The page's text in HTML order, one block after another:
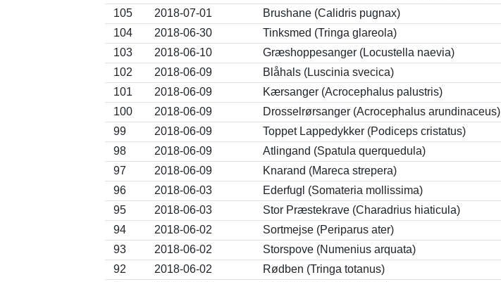
105
2018-07-01 Brushane (Calidris pugnax)
104
2018-06-30 Tinksmed (Tringa glareola)
103
2018-06-10 Græshoppesanger (Locustella naevia)
102
2018-06-09 Blåhals (Luscinia svecica)
101
2018-06-09 Kærsanger (Acrocephalus palustris)
100
2018-06-09 Drosselrørsanger (Acrocephalus arundinaceus)
99
2018-06-09 Toppet Lappedykker (Podiceps cristatus)
98
2018-06-09 Atlingand (Spatula querquedula)
97
2018-06-09 Knarand (Mareca strepera)
96
2018-06-03 Ederfugl (Somateria mollissima)
95
2018-06-03 Stor Præstekrave (Charadrius hiaticula)
94
2018-06-02 Sortmejse (Periparus ater)
93
2018-06-02 Storspove (Numenius arquata)
92
2018-06-02 Rødben (Tringa totanus)